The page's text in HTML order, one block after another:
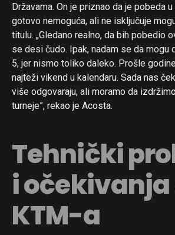
Državama. On je priznao da je pobeda
gotovo nemoguća, ali ne isključuje
titulu. „Gledano realno, da bih pobedio
se desi čudo. Ipak, nadam se da mogu
5, jer nismo toliko daleko. Prošle
najteži vikend u kalendaru. Sada nas
više odgovaraju, ali moramo da
turneje”, rekao je Acosta.
Tehnički
i očekivanja
KTM-a